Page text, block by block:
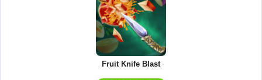
Fruit Knife Blast